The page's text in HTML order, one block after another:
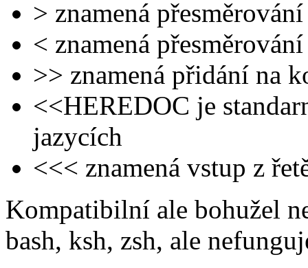
> znamená
< znamená
>> znamená přidání na
<<HEREDOC je
jazycích
<<< znamená vstup z
Kompatibilní ale bohužel
bash, ksh, zsh, ale